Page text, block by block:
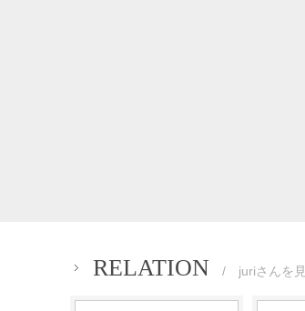
RELATION / juriさんを見